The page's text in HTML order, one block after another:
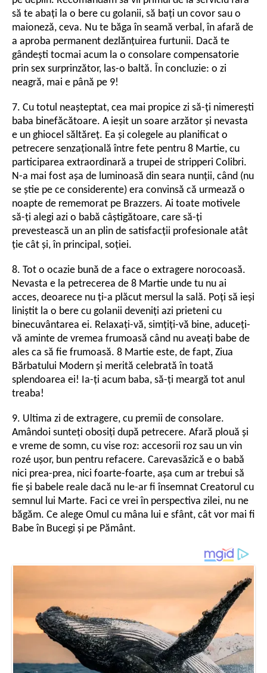
să te abați la o bere cu golanii, să bați un covor sau o
maioneză, ceva. Nu te băga în seamă verbal, în afară de
a aproba permanent dezlănțuirea furtunii. Dacă te
gândești tocmai acum la o consolare compensatorie
prin sex surprinzător, las-o baltă. În concluzie: o zi
neagră, mai e până pe 9!
7. Cu totul neașteptat, cea mai propice zi să-ți nimerești
baba binefăcătoare. A ieșit un soare arzător și nevasta
e un ghiocel săltăreț. Ea și colegele au planificat o
petrecere senzațională între fete pentru 8 Martie, cu
participarea extraordinară a trupei de stripperi Colibri.
N-a mai fost așa de luminoasă din seara nunții, când (nu
se știe pe ce considerente) era convinsă că urmează o
noapte de rememorat pe Brazzers. Ai toate motivele
să-ți alegi azi o babă câștigătoare, care să-ți
prevestească un an plin de satisfacții profesionale atât
ție cât și, în principal, soției.
8. Tot o ocazie bună de a face o extragere norocoasă.
Nevasta e la petrecerea de 8 Martie unde tu nu ai
acces, deoarece nu ți-a plăcut mersul la sală. Poți să ieși
liniștit la o bere cu golanii deveniți azi prieteni cu
binecuvântarea ei. Relaxați-vă, simțiți-vă bine, aduceți-
vă aminte de vremea frumoasă când nu aveați babe de
ales ca să fie frumoasă. 8 Martie este, de fapt, Ziua
Bărbatului Modern și merită celebrată în toată
splendoarea ei! Ia-ți acum baba, să-ți meargă tot anul
treaba!
9. Ultima zi de extragere, cu premii de consolare.
Amândoi sunteți obosiți după petrecere. Afară plouă și
e vreme de somn, cu vise roz: accesorii roz sau un vin
rozé ușor, bun pentru refacere. Carevasăzică e o babă
nici prea-prea, nici foarte-foarte, așa cum ar trebui să
fie și babele reale dacă nu le-ar fi însemnat Creatorul cu
semnul lui Marte. Faci ce vrei în perspectiva zilei, nu ne
băgăm. Ce alege Omul cu mâna lui e sfânt, cât vor mai fi
Babe în Bucegi și pe Pământ.